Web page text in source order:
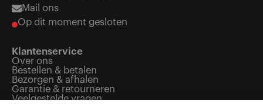
Mail ons
Op dit moment gesloten
Klantenservice
Over ons
Bestellen & betalen
Bezorgen & afhalen
Garantie & retourneren
Veelgestelde vragen